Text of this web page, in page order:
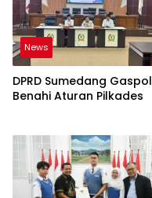
News
DPRD Sumedang Gaspol
Benahi Aturan Pilkades